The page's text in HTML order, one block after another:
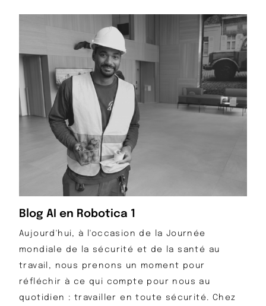
Blog AI en Robotica 1
Aujourd'hui, à l'occasion de la Journée
mondiale de la sécurité et de la santé au
travail, nous prenons un moment pour
réfléchir à ce qui compte pour nous au
quotidien : travailler en toute sécurité. Chez